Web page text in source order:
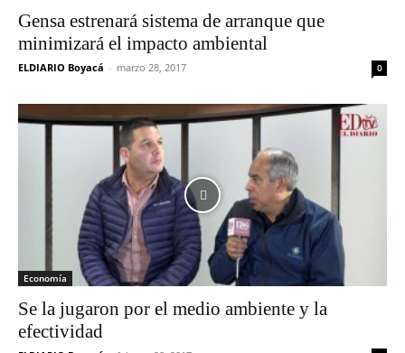
Gensa estrenará sistema de arranque que
minimizará el impacto ambiental
ELDIARIO Boyacá - marzo 28, 2017 0
Economía
Se la jugaron por el medio ambiente y la
efectividad